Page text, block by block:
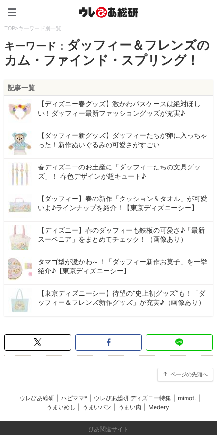
TOP>キーワード別一覧
キーワード： ダッフィー＆フレンズの
カム・ファインド・スプリング！
記事一覧
【ディズニー春グッズ】激かわパスケースは絶対ほし
い！ダッフィー最新ファッショングッズが充実♪
【ダッフィー新グッズ】ダッフィーたちが卵に入っちゃ
った！新作ぬいぐるみの可愛さがすごい
春ディズニーのお土産に「ダッフィーたちの文具グッ
ズ」！ 春色デザインが超キュート♪
【ダッフィー】春の新作「クッション＆タオル」が可愛
いよ♪ラインナップを紹介！【東京ディズニーシー】
【ディズニー】春のダッフィーも鉄板の可愛さ♪「最新
スーベニア」をまとめてチェック！（画像あり）
タマゴ型が激かわ～！「ダッフィー新作お菓子」を一挙
紹介♪【東京ディズニーシー】
【東京ディズニーシー】待望の“史上初グッズ”も！「ダ
ッフィー＆フレンズ新作グッズ」が充実♪（画像あり）
ページの先頭へ
ウレぴあ総研 ハピママ* ウレぴあ総研 ディズニー特集 mimot.
うまいめし
うまいパン うまい肉 Medery.
ぴあ関連サイト